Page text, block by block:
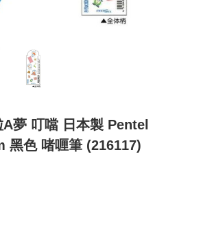
夢 叮噹 日本製 Pentel
黑色 啫喱筆 (216117)